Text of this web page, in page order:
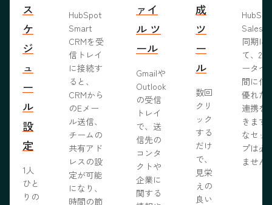
ス
ケ
ジ
ュ
ー
ル
設
定
1人
ひと
りの
HubSpot
Smart
CRMを受
信トレイ
に接続す
ると、
CRMから
のEメー
ル送信、
チームの
共有アド
レスの設
定が可能
になり、
時間の節
ァイ
ル ツ
ール
Gmailや
Outlook
の受信
トレイ
で、送
信先の
コンタ
クトや
企業に
関する
成
ツ
ー
ル
数回
クリ
ック
する
だけ
で、
見栄
えの
良い
同期に
て、2
ータベ
間に信
優れた
連携を
きます
なセッ
プは必
ません